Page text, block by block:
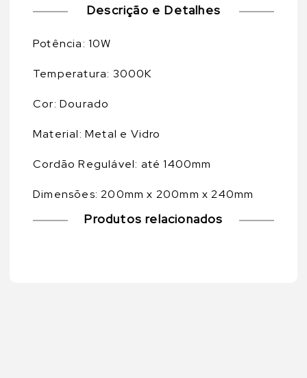
Descrição e Detalhes
Potência: 10W
Temperatura: 3000K
Cor: Dourado
Material: Metal e Vidro
Cordão Regulável: até 1400mm
Dimensões: 200mm x 200mm x 240mm
Produtos relacionados